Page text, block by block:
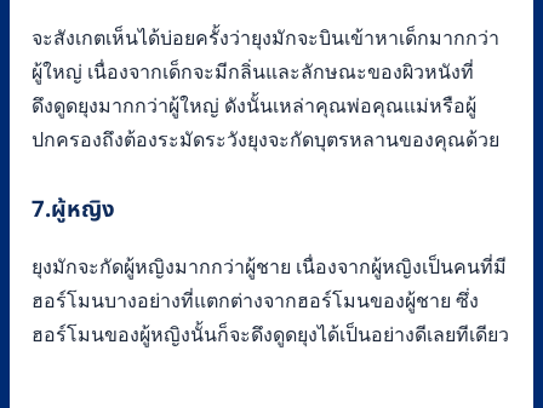
จะสังเกตเห็นได้บ่อยครั้งว่ายุงมักจะบินเข้าหาเด็กมากกว่า
ผู้ใหญ่ เนื่องจากเด็กจะมีกลิ่นและลักษณะของผิวหนังที่
ดึงดูดยุงมากกว่าผู้ใหญ่ ดังนั้นเหล่าคุณพ่อคุณแม่หรือผู้
ปกครองถึงต้องระมัดระวังยุงจะกัดบุตรหลานของคุณด้วย
7.ผู้หญิง
ยุงมักจะกัดผู้หญิงมากกว่าผู้ชาย เนื่องจากผู้หญิงเป็นคนที่มี
ฮอร์โมนบางอย่างที่แตกต่างจากฮอร์โมนของผู้ชาย ซึ่ง
ฮอร์โมนของผู้หญิงนั้นก็จะดึงดูดยุงได้เป็นอย่างดีเลยทีเดียว